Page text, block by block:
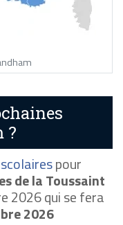
?
pour
de la Toussaint
2026 qui se fera
2026